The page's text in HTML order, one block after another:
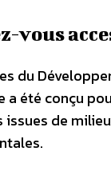
vous
du
a été conçu
de